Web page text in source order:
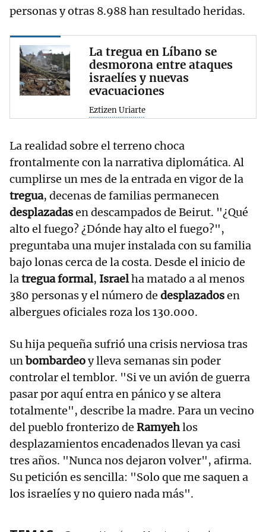
personas y otras 8.988 han resultado heridas.
La tregua en Líbano se
desmorona entre ataques
israelíes y nuevas
evacuaciones
Eztizen Uriarte
La realidad sobre el terreno choca
frontalmente con la narrativa diplomática. Al
cumplirse un mes de la entrada en vigor de la
tregua, decenas de familias permanecen
desplazadasen descampados de Beirut. "¿Qué
alto el fuego? ¿Dónde hay alto el fuego?",
preguntaba una mujer instalada con su familia
bajo lonas cerca de la costa. Desde el inicio de
latregua formal, Israelha matado a al menos
380 personas y el número de desplazadosen
albergues oficiales roza los 130.000.
Su hija pequeña sufrió una crisis nerviosa tras
unbombardeoy lleva semanas sin poder
controlar el temblor. "Si ve un avión de guerra
pasar por aquí entra en pánico y se altera
totalmente", describe la madre. Para un vecino
del pueblo fronterizo de Ramyehlos
desplazamientos encadenados llevan ya casi
tres años. "Nunca nos dejaron volver", afirma.
Su petición es sencilla: "Solo que me saquen a
los israelíes y no quiero nada más".